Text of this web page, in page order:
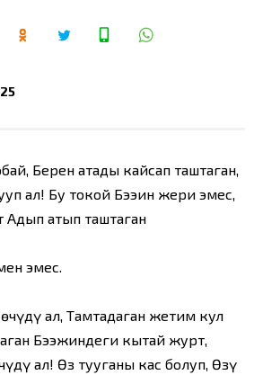
Берен атаңды кайсап таштаган,
ал! Бу токой Бээин жери эмес,
Аңдып атып таштаган
эмес.
ал, Тамтаңдаган жетим кул
Бээжиндеги кытай журт,
ал! Өз тууганың кас болуп, Өзүң